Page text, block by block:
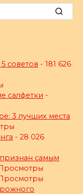
советов - 181 626
салфетки -
3 лучших места
- 28 026
самым